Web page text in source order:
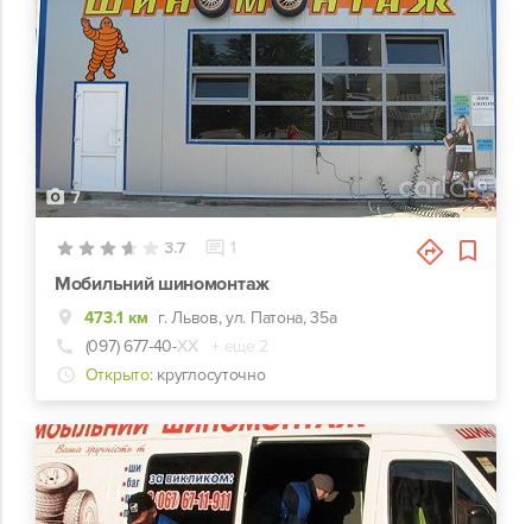
7
3.7 1
Мобильний шиномонтаж
473.1 км г. Львов, ул. Патона, 35а
(097) 677-40-ХХ
+ еще 2
Открыто: круглосуточно